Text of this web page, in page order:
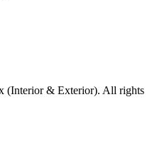
(Interior & Exterior). All rights